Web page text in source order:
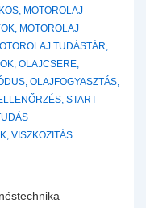
, MOTOROLAJ
, MOTOROLAJ
TUDÁSTÁR,
, OLAJCSERE,
, OLAJFOGYASZTÁS,
, START
, VISZKOZITÁS